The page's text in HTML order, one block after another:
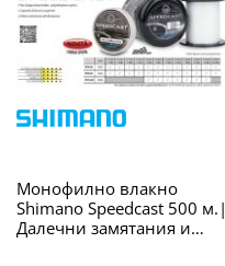
Монофилно влакно
Shimano Speedcast 500 м.|
Далечни замятания и